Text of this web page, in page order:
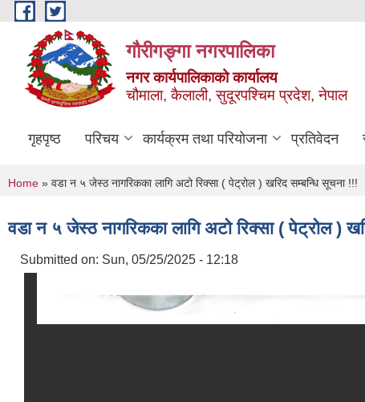
Skip to main content
गौरीगङ्गा नगरपालिका
नगर कार्यपालिकाको कार्यालय
चौमाला, कैलाली, सुदूरपश्चिम प्रदेश, नेपाल
गृहपृष्ठ परिचय कार्यक्रम तथा परियोजना प्रतिवेदन
You are here
Home » वडा न ५ जेस्ठ नागरिकका लागि अटो रिक्सा ( पेट्रोल ) खरिद सम्बन्धि सूचना !!!
वडा न ५ जेस्ठ नागरिकका लागि अटो रिक्सा ( पेट्रोल )
Submitted on: Sun, 05/25/2025 - 12:18